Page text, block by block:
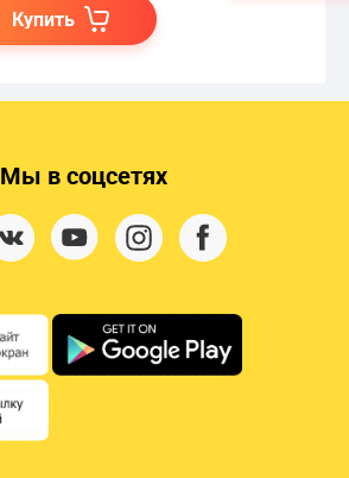
Купить
Мы в соцсетях